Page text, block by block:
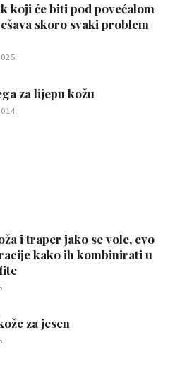
koji će biti pod povećalom
skoro svaki problem
za lijepu kožu
i traper jako se vole, evo
kako ih kombinirati u
za jesen